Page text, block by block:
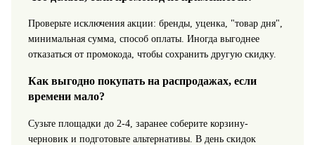
Проверьте исключения акции: бренды, уценка, "товар дня",
минимальная сумма, способ оплаты. Иногда выгоднее
отказаться от промокода, чтобы сохранить другую скидку.
Как выгодно покупать на распродажах, если
времени мало?
Сузьте площадки до 2-4, заранее соберите корзину-
черновик и подготовьте альтернативы. В день скидок